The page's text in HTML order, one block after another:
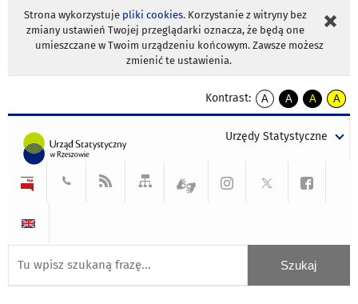
Strona wykorzystuje pliki cookies. Korzystanie z witryny bez
zmiany ustawień Twojej przeglądarki oznacza, że będą one
umieszczane w Twoim urządzeniu końcowym. Zawsze możesz
zmienić te ustawienia.
Kontrast:
A
kontrast
A
kontrast
tekst
czarnym
A
kontrast
tekst
czarnym
A
tekst
żółtym
Urzędy Statystyczne